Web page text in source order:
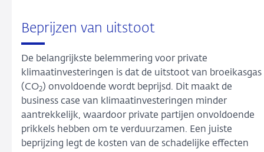
Beprijzen van uitstoot
De belangrijkste belemmering voor private
klimaatinvesteringen is dat de uitstoot van broeikasgas
(CO2) onvoldoende wordt beprijsd. Dit maakt de
business case van klimaatinvesteringen minder
aantrekkelijk, waardoor private partijen onvoldoende
prikkels hebben om te verduurzamen. Een juiste
beprijzing legt de kosten van de schadelijke effecten